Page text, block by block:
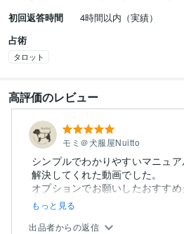
初回返答時間
4時間以内（実績）
占術
タロット
高評価のレビュー
モミ＠犬服屋Nuitto
シンプルでわかりやすいマニュ
解決してくれた動画でした。
オプションでお願いしたおすす
もっと見る
出品者からの返信